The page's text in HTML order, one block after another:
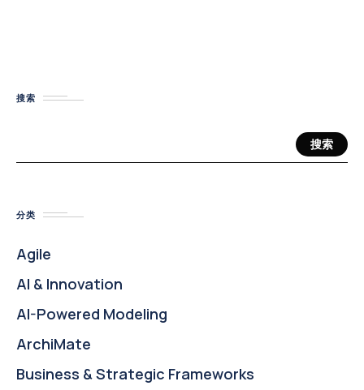
搜索
搜索
分类
Agile
AI & Innovation
AI-Powered Modeling
ArchiMate
Business & Strategic Frameworks